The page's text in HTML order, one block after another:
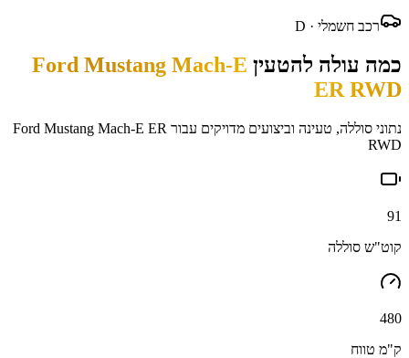
רכב חשמלי · D
כמה עולה להטעין Ford Mustang Mach-E
ER RWD
נתוני סוללה, טעינה וביצועים מדויקים עבור Ford Mustang Mach-E ER
RWD
91
קוט"ש סוללה
480
ק"מ טווח